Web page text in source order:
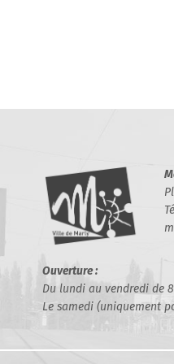
Ouverture :
Du lundi au vendredi de
Le samedi (uniquement